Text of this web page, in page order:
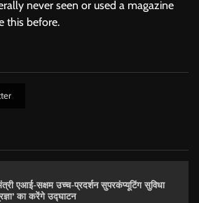
never seen or used a magazine
this before.
एआई-सक्षम उच्च-प्रदर्शन सुपरकंप्यूटिंग सुविधा
का करेंगे उद्घाटन